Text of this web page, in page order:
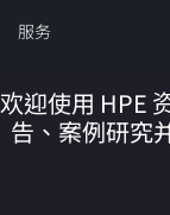
目
录服务
欢迎使用 HPE
告、案例研究